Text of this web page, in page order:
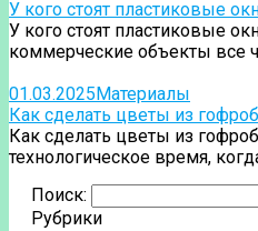
У кого стоят пластиковые
У кого стоят пластиковые
коммерческие объекты все
01.03.2025 Материалы
Как сделать цветы из
Как сделать цветы из
технологическое время,
Поиск:
Рубрики